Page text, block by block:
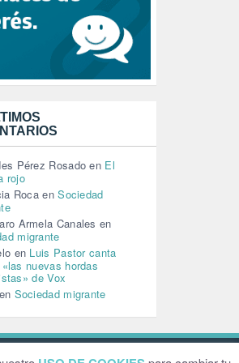
(5)
HISTÓRICA (232)
(26)
(1)
(8)
CIUDADANA (392)
(12)
(2)
(1)
(2)
INTERNACIONAL (367)
VALENCIA (357)
Pérez Rosado en El
rojo
Roca enSociedad
Armela Canales en
migrante
en Luis Pastor canta
nuevas hordas
de Vox
en Sociedad migrante